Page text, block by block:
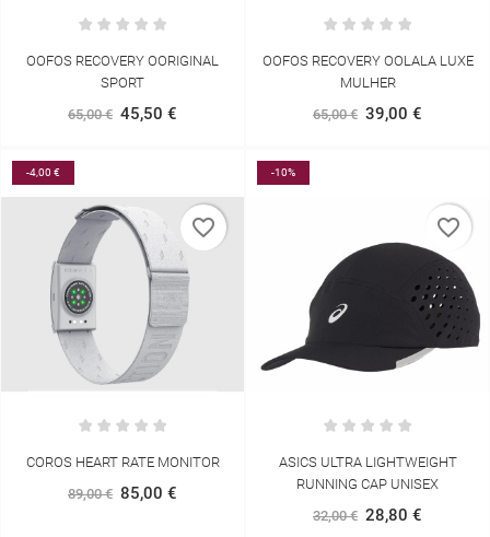
OOFOS RECOVERY OORIGINAL
SPORT
65,00 € 45,50 €
OOFOS RECOVERY OOLALA LUXE
MULHER
65,00 € 39,00 €
-4,00 €
COROS HEART RATE MONITOR
89,00 € 85,00 €
favorite_border
-10%
ASICS ULTRA LIGHTWEIGHT
RUNNING CAP UNISEX
32,00 € 28,80 €
favorite_border